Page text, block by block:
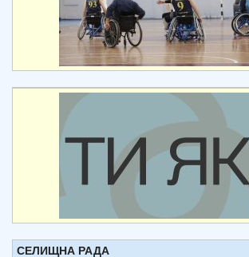
СЕЛИЩНА РАДА